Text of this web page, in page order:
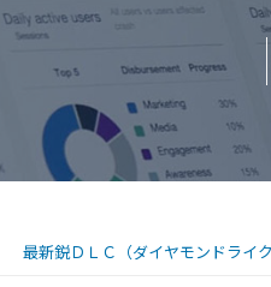
最新鋭ＤＬＣ（ダイヤモンドライ